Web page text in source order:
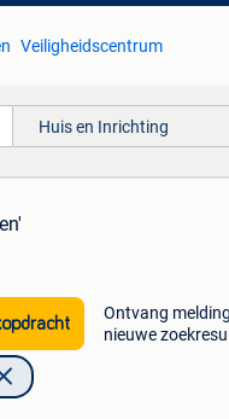
Veiligheidscentrum
Huis en Inrichting
Ontvang
nieuwe